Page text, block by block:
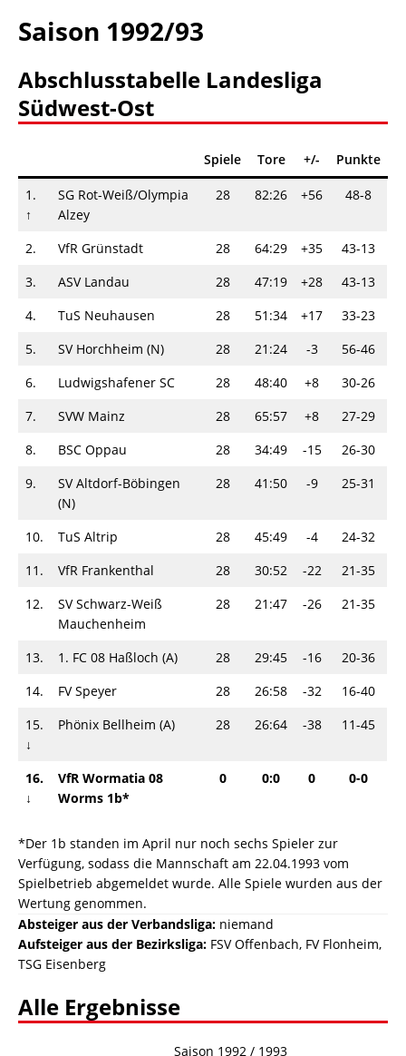
Saison 1992/93
Abschlusstabelle Landesliga
Südwest-Ost
Spiele Tore +/- Punkte
1.
↑
SG Rot-Weiß/Olympia
Alzey
28 82:26 +56 48-8
2. VfR Grünstadt 28 64:29 +35
43-13
3.
ASV Landau 28 47:19 +28
43-13
4.
TuS Neuhausen 28 51:34 +17
33-23
5.
SV Horchheim (N) 28 21:24 -3
56-46
6.
Ludwigshafener SC 28 48:40 +8
30-26
7.
SVW Mainz 28 65:57 +8
27-29
8.
BSC Oppau 28 34:49 -15
26-30
9.
SV Altdorf-Böbingen
(N)
28 41:50 -9 25-31
10. TuS Altrip 28 45:49 -4
24-32
11.
VfR Frankenthal 28 30:52 -22
21-35
12.
SV Schwarz-Weiß
Mauchenheim
28 21:47 -26 21-35
13. 1. FC 08 Haßloch (A) 28 29:45 -16
20-36
14.
FV Speyer 28 26:58 -32
16-40
15.
↓
Phönix Bellheim (A) 28 26:64 -38 11-45
16.
↓
VfR Wormatia 08
Worms 1b*
0 0:0 0 0-0
*Der 1b standen im April nur noch sechs Spieler zur
Verfügung, sodass die Mannschaft am 22.04.1993 vom
Spielbetrieb abgemeldet wurde. Alle Spiele wurden aus der
Wertung genommen.
Absteiger aus der Verbandsliga: niemand
Aufsteiger aus der Bezirksliga: FSV Offenbach, FV Flonheim,
TSG Eisenberg
Alle Ergebnisse
Saison 1992 / 1993